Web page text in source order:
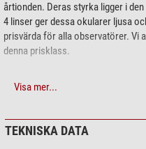
årtionden. Deras styrka ligger i
4 linser ger dessa okularer ljusa
prisvärda för alla observatörer. Vi
denna prisklass.
Beläggning på linserna: Detta
Hållbara: okular av högsta
Filtergänga: använd måne-
Visa mer...
TEKNISKA DATA